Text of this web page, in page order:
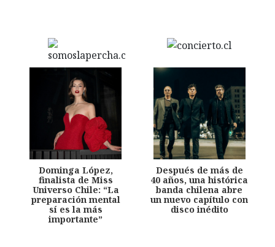
Dominga López,
finalista de Miss
Universo Chile: “La
preparación mental
sí es la más
importante”
Después de más de
40 años, una histórica
banda chilena abre
un nuevo capítulo con
disco inédito